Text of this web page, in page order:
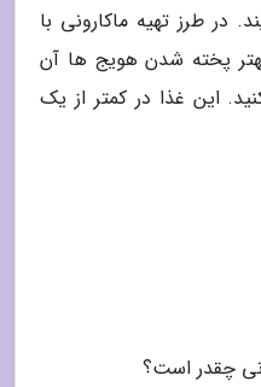
در طرز تهیه ماکارونی با
پخته شدن هویج ها آن
این غذا در کمتر از یک